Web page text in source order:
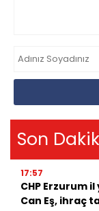
Son
17:57
CHP Erzurum
Can Eş, ihraç